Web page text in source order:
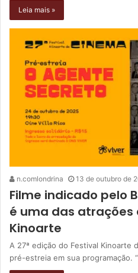
Leia mais »
n.comlondrina 13 de outubro de
Filme indicado pelo
é uma das atrações
Kinoarte
A 27ª edição do Festival Kinoarte
pré-estreia em sua programação.